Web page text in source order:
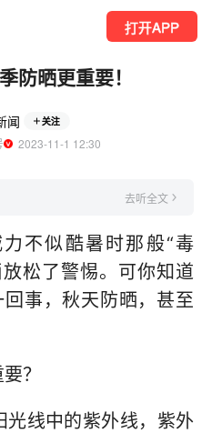
打开APP
防晒更重要！
闻 关注
  2023-11-1 12:30
去听全文
不似酷暑时那般“毒
松了警惕。可你知道
回事，秋天防晒，甚至
？
光线中的紫外线，紫外